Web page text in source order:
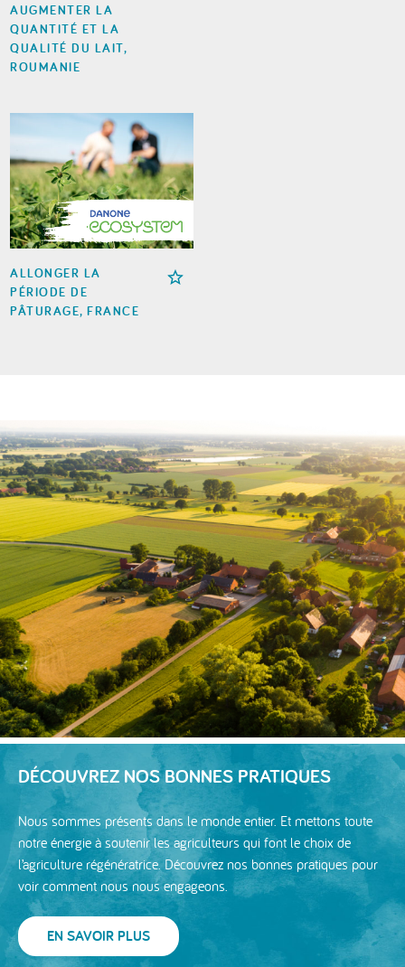
AUGMENTER LA
QUANTITÉ ET LA
QUALITÉ DU LAIT,
ROUMANIE
ALLONGER LA
PÉRIODE DE
PÂTURAGE, FRANCE
DÉCOUVREZ NOS BONNES PRATIQUES
Nous sommes présents dans le monde entier. Et mettons toute
notre énergie à soutenir les agriculteurs qui font le choix de
l’agriculture régénératrice. Découvrez nos bonnes pratiques pour
voir comment nous nous engageons.
EN SAVOIR PLUS